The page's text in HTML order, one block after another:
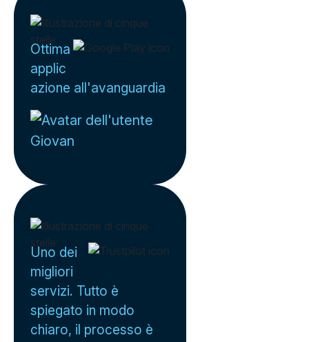
Ottima
applic
azione all'avanguardia
Giovan
Uno dei
migliori
servizi. Tutto è
spiegato in modo
chiaro, il processo è